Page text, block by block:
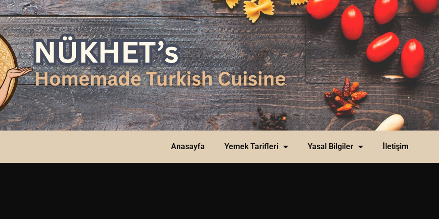
Anasayfa Yemek Tarifleri Yasal Bilgiler İletişim